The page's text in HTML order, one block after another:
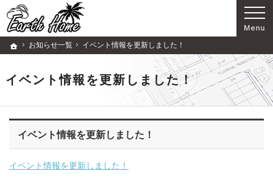
ホーム
お知らせ一覧 イベント情報を更新しました！
イベント情報を更新しました！
歴史ある企業です。注文住宅・リフォーム（所沢市・狭山市・入間市）の工務店なら当店
注文住宅・リフォーム（所沢市・狭山市・入間市）の工務店ならアースホームで家づくり
イベント情報を更新しました！
イベント情報を更新しました！